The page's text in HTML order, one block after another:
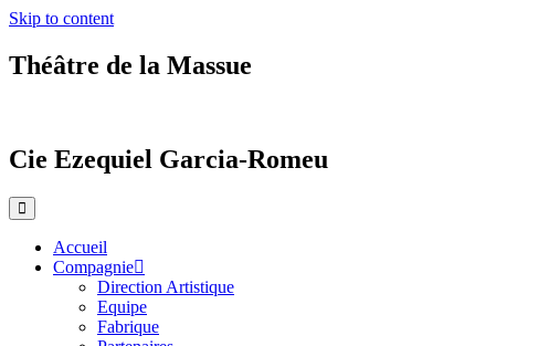
Skip to content
Théâtre de la Massue
Cie Ezequiel Garcia-Romeu
Accueil
Compagnie
Direction Artistique
Equipe
Fabrique